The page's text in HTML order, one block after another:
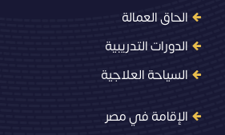
الإقامة في مصر
الحاق العمالة
الدورات التدريبية
السياحة العلاجية